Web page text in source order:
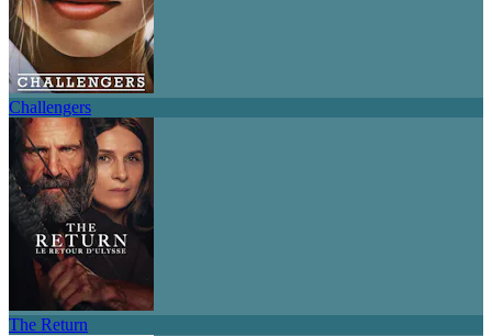
Challengers
The Return